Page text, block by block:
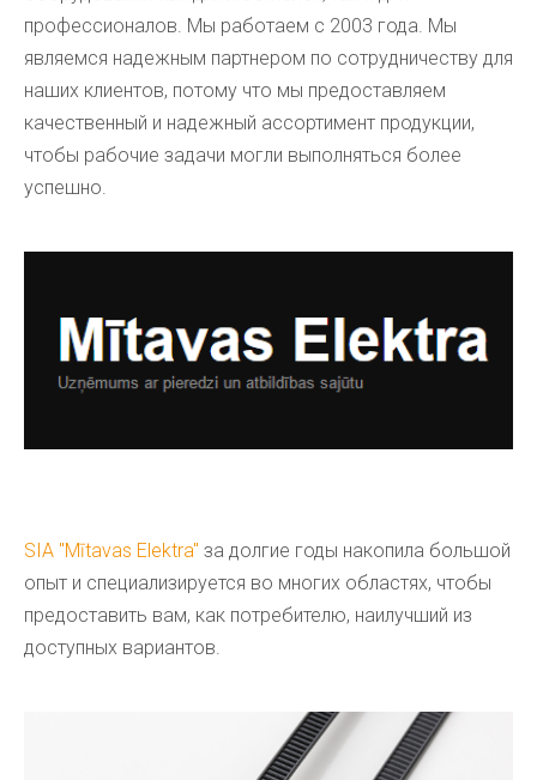
профессионалов. Мы работаем с 2003 года. Мы
являемся надежным партнером по сотрудничеству для
наших клиентов, потому что мы предоставляем
качественный и надежный ассортимент продукции,
чтобы рабочие задачи могли выполняться более
успешно.
SIA "Mītavas Elektra" за долгие годы накопила большой
опыт и специализируется во многих областях, чтобы
предоставить вам, как потребителю, наилучший из
доступных вариантов.